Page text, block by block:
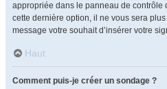
appropriée dans le panneau de contrôle
cette dernière option, il ne vous sera
message votre souhait d’insérer votre
Haut
Comment puis-je créer un sondage ?